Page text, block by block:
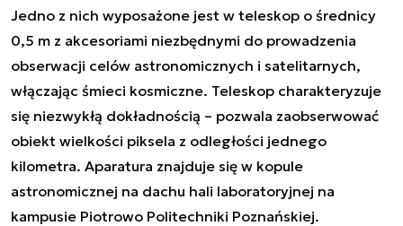
Jedno z nich wyposażone jest w teleskop o średnicy
0,5 m z akcesoriami niezbędnymi do prowadzenia
obserwacji celów astronomicznych i satelitarnych,
włączając śmieci kosmiczne. Teleskop charakteryzuje
się niezwykłą dokładnością – pozwala zaobserwować
obiekt wielkości piksela z odległości jednego
kilometra. Aparatura znajduje się w kopule
astronomicznej na dachu hali laboratoryjnej na
kampusie Piotrowo Politechniki Poznańskiej.